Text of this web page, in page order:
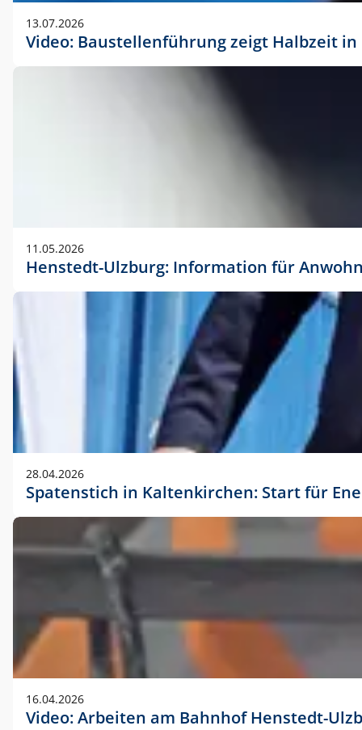
13.07.2026
Video: Baustellenführung zeigt Halbzeit
11.05.2026
Henstedt-Ulzburg: Information für
28.04.2026
Spatenstich in Kaltenkirchen: Start für
16.04.2026
Video: Arbeiten am Bahnhof Henstedt-